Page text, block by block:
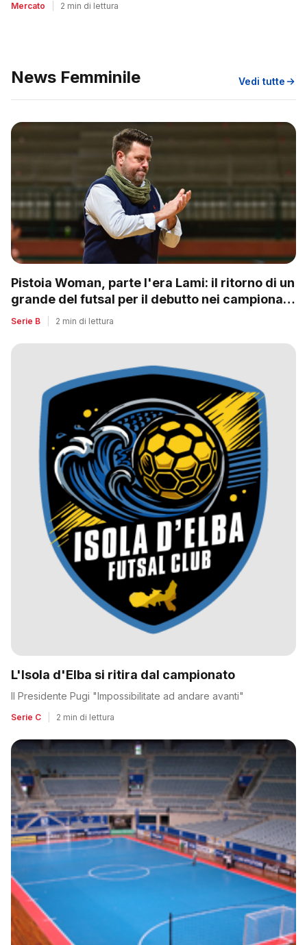
Mercato 2 min di lettura
News Femminile Vedi tutte
Pistoia Woman, parte l'era Lami: il ritorno di un
grande del futsal per il debutto nei campionati
nazionali
Serie B 2 min di lettura
L'Isola d'Elba si ritira dal campionato
Il Presidente Pugi "Impossibilitate ad andare avanti"
Serie C 2 min di lettura